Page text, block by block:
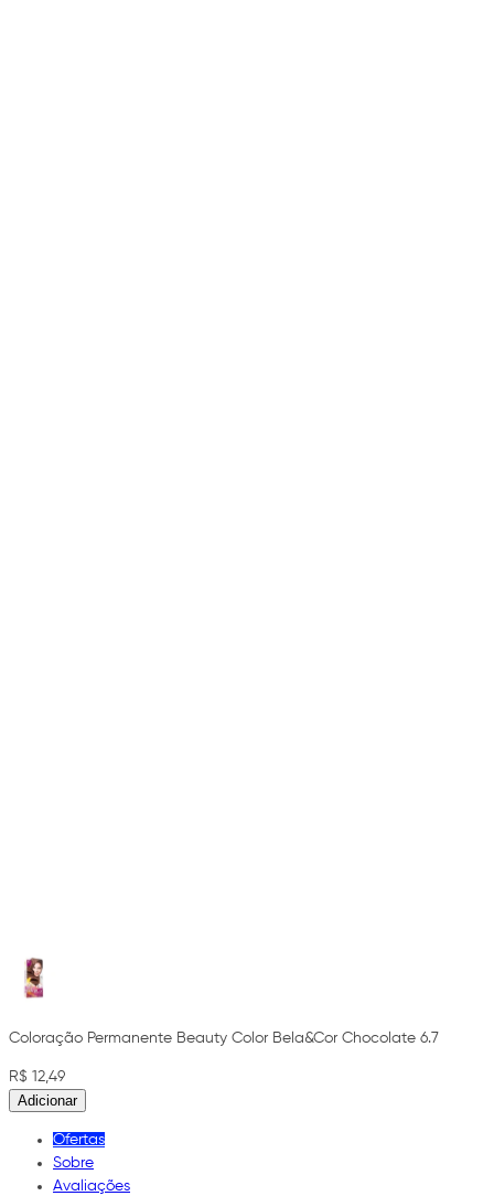
Coloração Permanente Beauty Color Bela&Cor Chocolate 6.7
R$ 12,49
Adicionar
Ofertas
Sobre
Avaliações